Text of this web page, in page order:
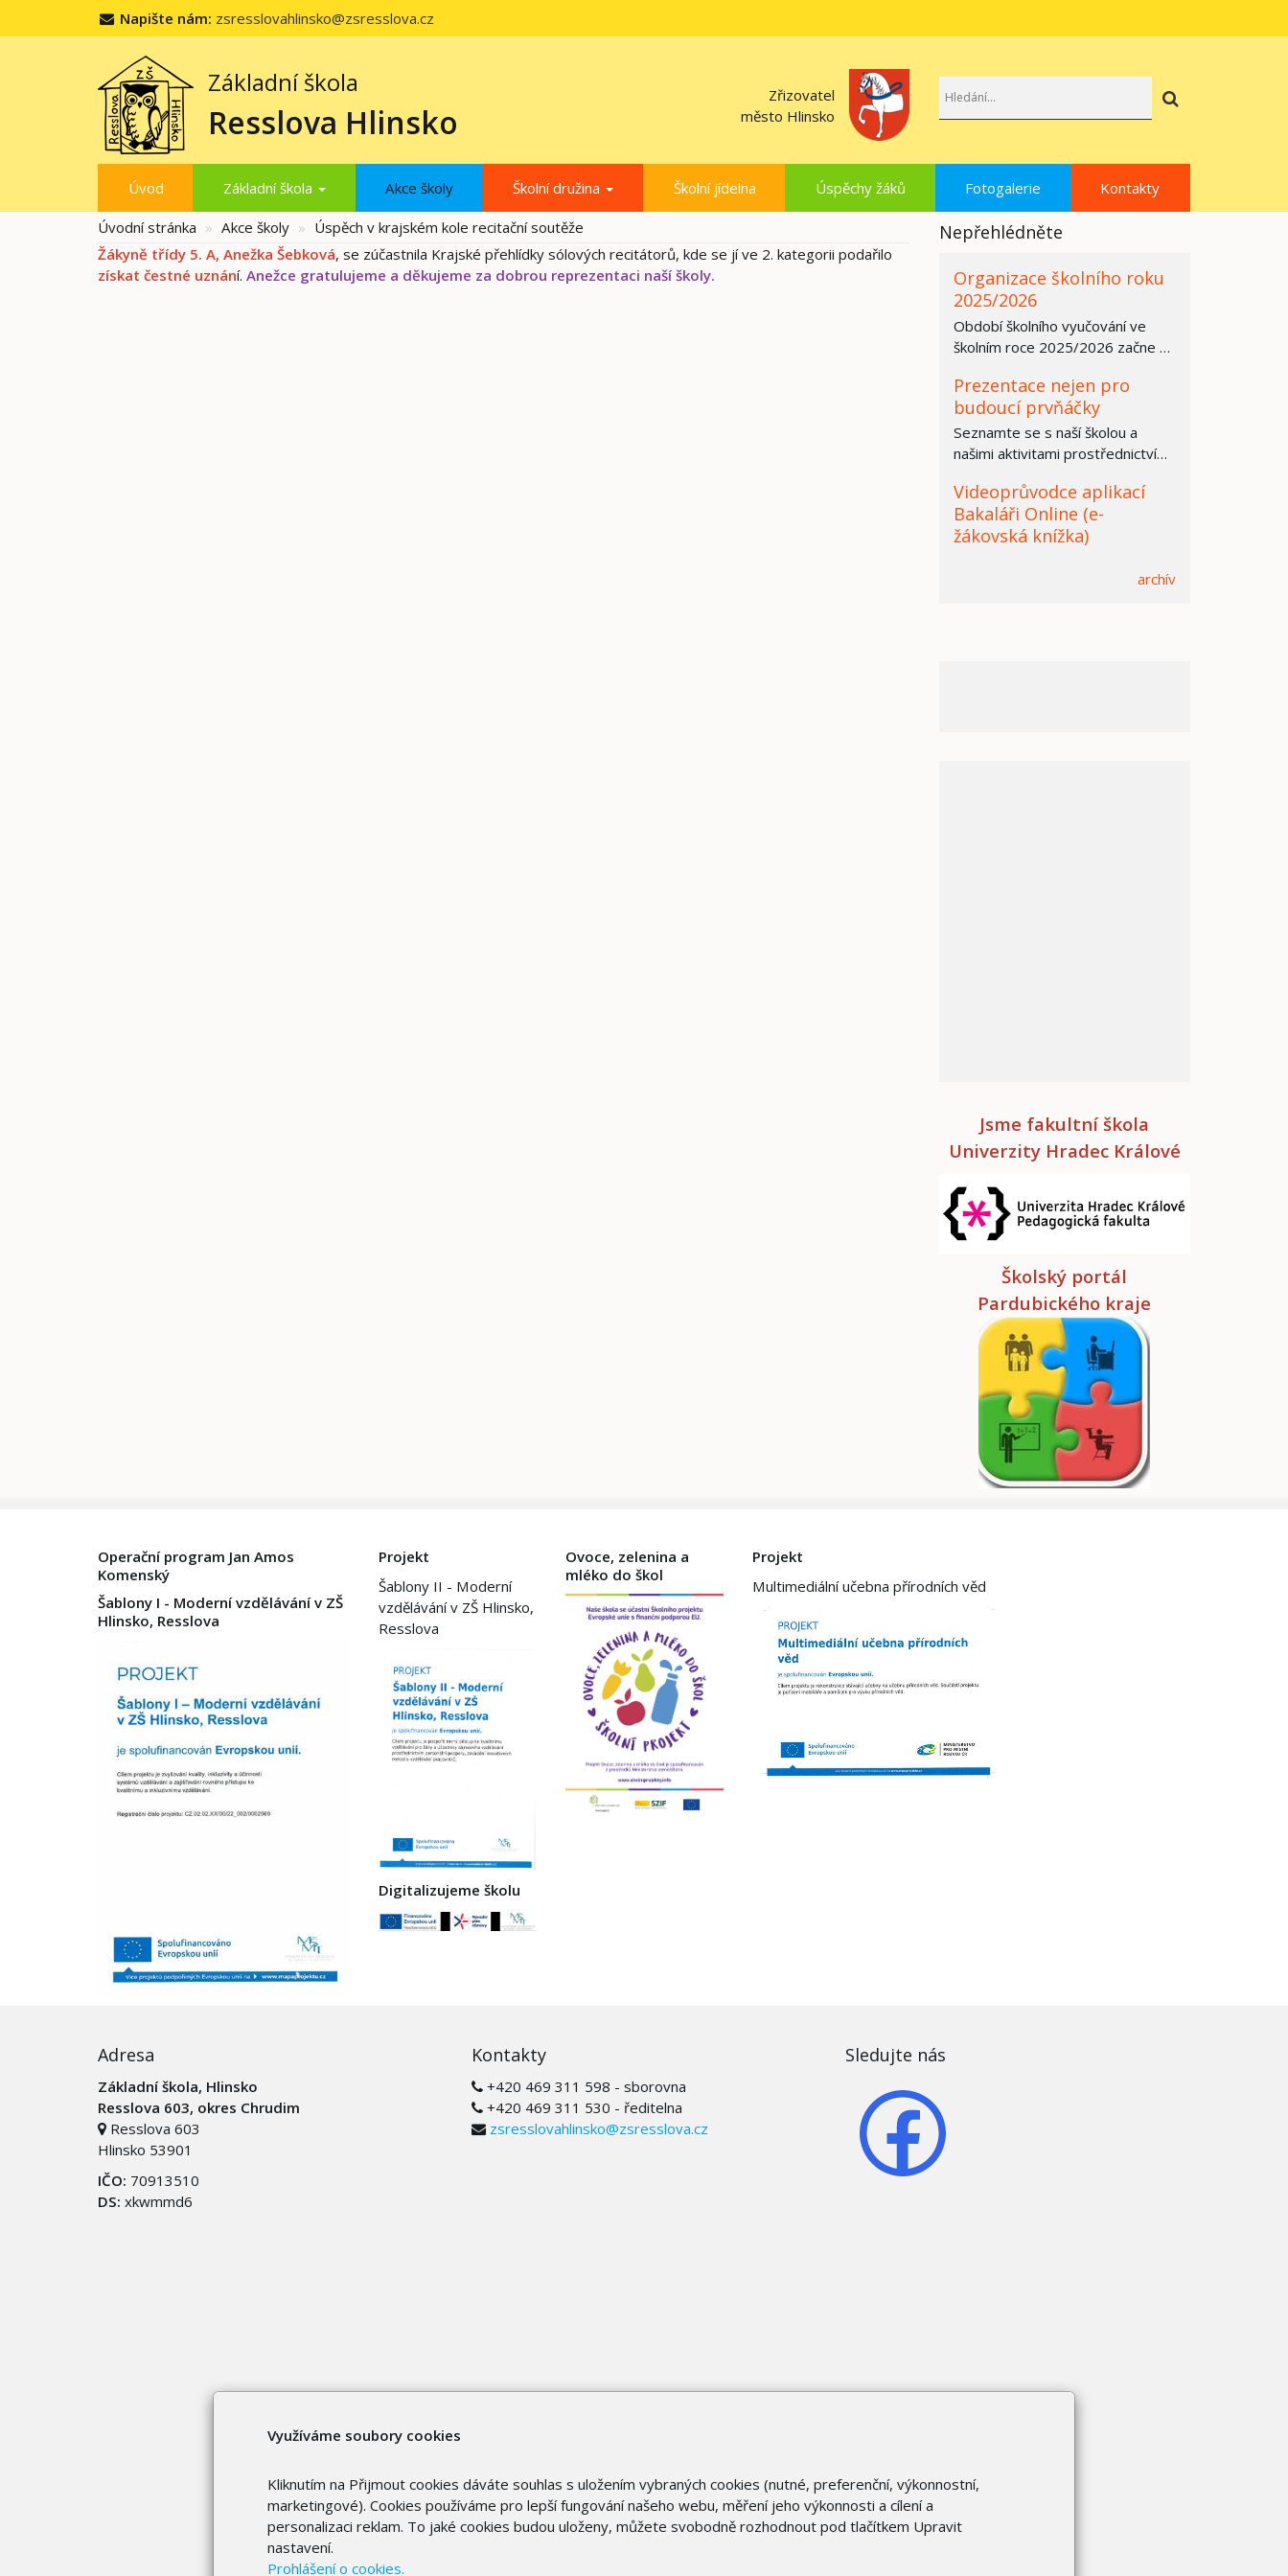
Napište nám: zsresslovahlinsko@zsresslova.cz
Základní škola
Resslova Hlinsko
Zřizovatel
město Hlinsko
Úvod Základní škola Akce školy Školní družina Školní jídelna Úspěchy žáků Fotogalerie Kontakty
Úvodní stránka Akce školy
Úspěch v krajském kole recitační soutěže
Žákyně třídy 5. A, Anežka Šebková, se zúčastnila Krajské přehlídky sólových recitátorů, kde se jí ve 2. kategorii podařilo
získat čestné uznání. Anežce gratulujeme a děkujeme za dobrou reprezentaci naší školy.
Nepřehlédněte
Organizace školního roku
2025/2026
Období školního vyučování ve
školním roce 2025/2026 začne ve
středních…
Prezentace nejen pro
budoucí prvňáčky
Seznamte se s naší školou a
našimi aktivitami prostřednictvím
Videoprůvodce aplikací
Bakaláři Online (e-
žákovská knížka)
archív
Jsme fakultní škola
Univerzity Hradec Králové
Školský portál
Pardubického kraje
Operační program Jan Amos
Komenský
Šablony I - Moderní vzdělávání v ZŠ
Hlinsko, Resslova
Projekt
Šablony II - Moderní
vzdělávání v ZŠ Hlinsko,
Resslova
Digitalizujeme školu
Ovoce, zelenina a
mléko do škol
Projekt
Multimediální učebna přírodních věd
Adresa
Základní škola, Hlinsko
Resslova 603, okres Chrudim
Resslova 603
Hlinsko 53901
IČO: 70913510
DS: xkwmmd6
Kontakty
+420 469 311 598 - sborovna
+420 469 311 530 - ředitelna
zsresslovahlinsko@zsresslova.cz
Sledujte nás
Využíváme soubory cookies
Kliknutím na Přijmout cookies dáváte souhlas s uložením vybraných cookies (nutné, preferenční, výkonnostní,
marketingové). Cookies používáme pro lepší fungování našeho webu, měření jeho výkonnosti a cílení a
personalizaci reklam. To jaké cookies budou uloženy, můžete svobodně rozhodnout pod tlačítkem Upravit
nastavení.
Prohlášení o cookies.